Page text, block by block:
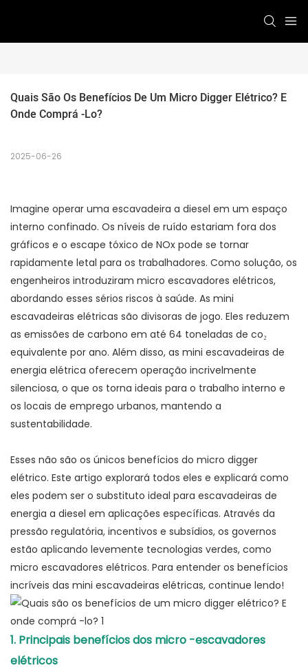
Quais São Os Benefícios De Um Micro Digger Elétrico? E
Onde Comprá -lo?
2025-06-26
Imagine operar uma escavadeira a diesel em um espaço
interno confinado. Os níveis de ruído estariam fora dos
gráficos e o escape tóxico de NOx pode se tornar
rapidamente letal para os trabalhadores. Como solução, os
engenheiros introduziram micro escavadores elétricos,
abordando esses sérios riscos à saúde. As mini
escavadeiras elétricas são divisoras de jogo. Eles reduzem
as emissões de carbono em até 64 toneladas de co₂
equivalente por ano. Além disso, as mini escavadeiras de
energia elétrica oferecem operação incrivelmente
silenciosa, o que os torna ideais para o trabalho interno e
os locais de emprego urbanos, mantendo a
sustentabilidade.
Esses não são os únicos benefícios do micro digger
elétrico. Este artigo explorará todos eles e explicará como
eles podem ser o substituto ideal para escavadeiras de
energia a diesel em aplicações específicas. Através da
pressão regulatória, incentivos e subsídios, os governos
estão aplicando levemente tecnologias verdes, como
micro escavadores elétricos. Para entender os benefícios
incríveis das mini escavadeiras elétricas, continue lendo!
1. Principais benefícios dos micro -escavadores
elétricos